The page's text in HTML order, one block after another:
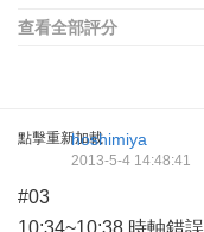
查看全部評分
點擊重新加載hoshimiya
2013-5-4 14:48:41
#03
10:34~10:38 時軸錯誤